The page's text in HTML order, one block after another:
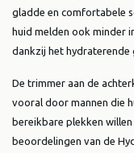
gladde en comfortabele
huid melden ook minder
dankzij het hydraterende
De trimmer aan de
vooral door mannen die
bereikbare plekken
beoordelingen van de